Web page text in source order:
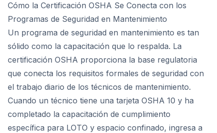
Cómo la Certificación OSHA Se Conecta con los
Programas de Seguridad en Mantenimiento
Un programa de seguridad en mantenimiento es tan
sólido como la capacitación que lo respalda. La
certificación OSHA proporciona la base regulatoria
que conecta los requisitos formales de seguridad con
el trabajo diario de los técnicos de mantenimiento.
Cuando un técnico tiene una tarjeta OSHA 10 y ha
completado la capacitación de cumplimiento
específica para LOTO y espacio confinado, ingresa a